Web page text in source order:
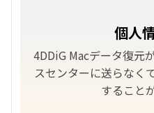
個人
4DDiG Macデータ復元
スセンターに送らなく
すること